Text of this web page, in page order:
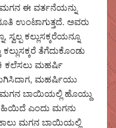
ಈ ವರ್ತನೆಯನ್ನು
ಉಂಟಾಗುತ್ತದೆ. ಅವರು
ಕಲ್ಲುಸಕ್ಕರೆಯನ್ನೂ
ತೆಗೆದುಕೊಂಡು
ಕಲೆಸಲು ಮಹರ್ಷಿ
ಮಹರ್ಷಿಯು
ಮಗನ ಬಾಯಿಯಲ್ಲಿ ಹೊಯ್ದು
ಸಿಹಿಯಿದೆ ಎಂದು ಮಗನು
ಮಗನ ಬಾಯಿಯಲ್ಲಿ